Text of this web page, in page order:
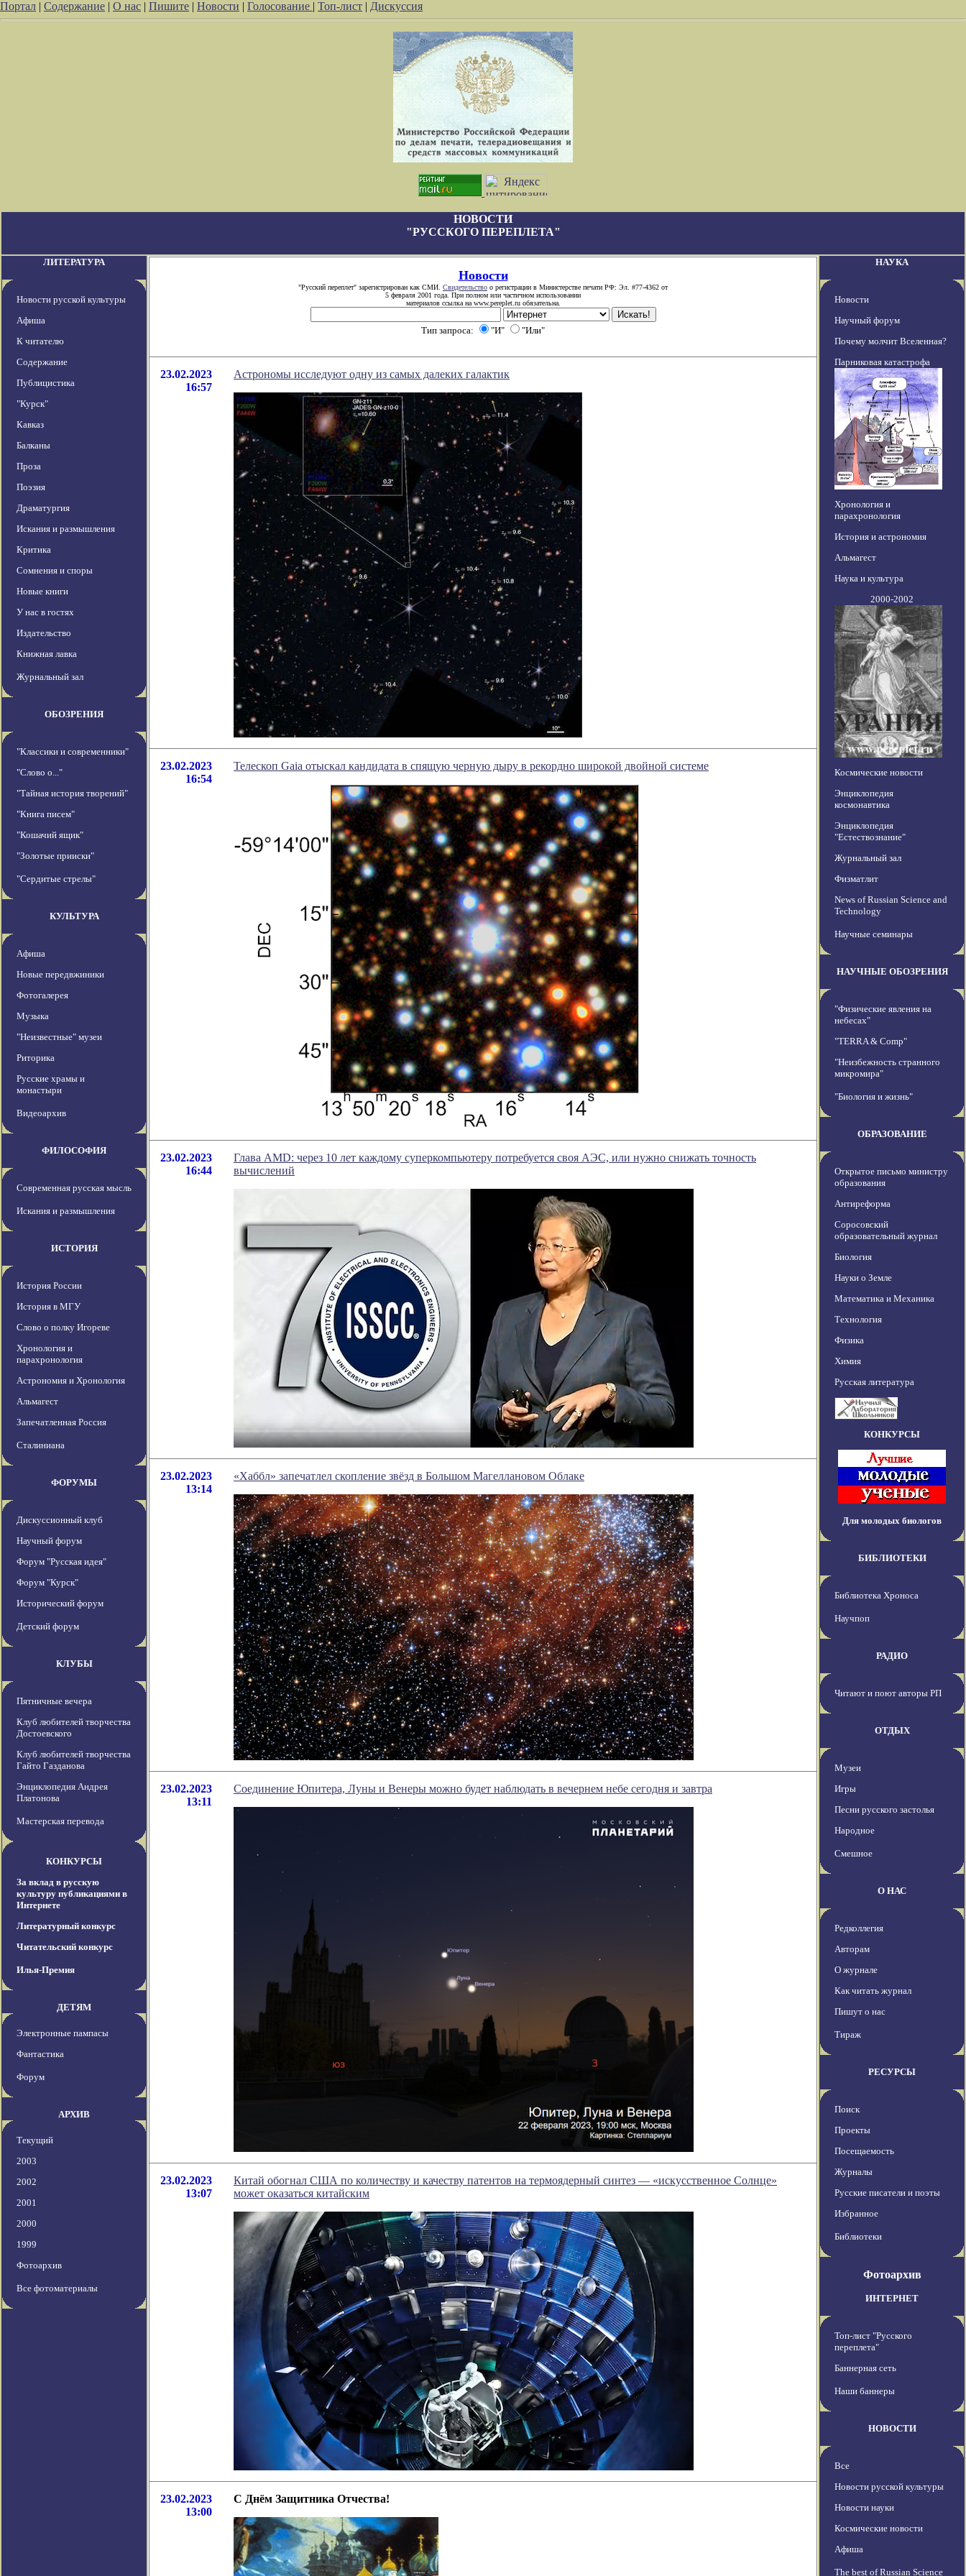
Портал | Содержание | О нас | Пишите | Новости | Голосование | Топ-лист | Дискуссия
НОВОСТИ
"РУССКОГО ПЕРЕПЛЕТА"
ЛИТЕРАТУРА
Новости русской культуры
Афиша
К читателю
Содержание
Публицистика
"Курск"
Кавказ
Балканы
Проза
Поэзия
Драматургия
Искания и размышления
Критика
Сомнения и споры
Новые книги
У нас в гостях
Издательство
Книжная лавка
Журнальный зал
ОБОЗРЕНИЯ
"Классики и современники"
"Слово о..."
"Тайная история творений"
"Книга писем"
"Кошачий ящик"
"Золотые прииски"
"Сердитые стрелы"
КУЛЬТУРА
Афиша
Новые передвжиники
Фотогалерея
Музыка
"Неизвестные" музеи
Риторика
Русские храмы и
монастыри
Видеоархив
ФИЛОСОФИЯ
Современная русская мысль
Искания и размышления
ИСТОРИЯ
История России
История в МГУ
Слово о полку Игореве
Хронология и
парахронология
Астрономия и Хронология
Альмагест
Запечатленная Россия
Сталиниана
ФОРУМЫ
Дискуссионный клуб
Научный форум
Форум "Русская идея"
Форум "Курск"
Исторический форум
Детский форум
КЛУБЫ
Пятничные вечера
Клуб любителей творчества
Достоевского
Клуб любителей творчества
Гайто Газданова
Энциклопедия Андрея
Платонова
Мастерская перевода
КОНКУРСЫ
За вклад в русскую
культуру публикациями в
Интернете
Литературный конкурс
Читательский конкурс
Илья-Премия
ДЕТЯМ
Электронные пампасы
Фантастика
Форум
АРХИВ
Текущий
2003
2002
2001
2000
1999
Фотоархив
Все фотоматериалы
Новости
"Русский переплет" зарегистрирован как СМИ. Свидетельство о регистрации в Министерстве печати РФ: Эл. #77-4362 от
5 февраля 2001 года. При полном или частичном использовании
материалов ссылка на www.pereplet.ru обязательна.
Тип запроса: "И" "Или"
23.02.2023
16:57
Астрономы исследуют одну из самых далеких галактик
23.02.2023
16:54
Телескоп Gaia отыскал кандидата в спящую черную дыру в рекордно широкой двойной системе
23.02.2023
16:44
Глава AMD: через 10 лет каждому суперкомпьютеру потребуется своя АЭС, или нужно снижать точность
вычислений
23.02.2023
13:14
«Хаббл» запечатлел скопление звёзд в Большом Магеллановом Облаке
23.02.2023
13:11
Соединение Юпитера, Луны и Венеры можно будет наблюдать в вечернем небе сегодня и завтра
23.02.2023
13:07
Китай обогнал США по количеству и качеству патентов на термоядерный синтез — «искусственное Солнце»
может оказаться китайским
23.02.2023
13:00
С Днём Защитника Отчества!
НАУКА
Новости
Научный форум
Почему молчит Вселенная?
Парниковая катастрофа
Хронология и
парахронология
История и астрономия
Альмагест
Наука и культура
2000-2002
Космические новости
Энциклопедия
космонавтика
Энциклопедия
"Естествознание"
Журнальный зал
Физматлит
News of Russian Science and
Technology
Научные семинары
НАУЧНЫЕ ОБОЗРЕНИЯ
"Физические явления на
небесах"
"TERRA & Comp"
"Неизбежность странного
микромира"
"Биология и жизнь"
ОБРАЗОВАНИЕ
Открытое письмо министру
образования
Антиреформа
Соросовский
образовательный журнал
Биология
Науки о Земле
Математика и Механика
Технология
Физика
Химия
Русская литература
КОНКУРСЫ
Для молодых биологов
БИБЛИОТЕКИ
Библиотека Хроноса
Научпоп
РАДИО
Читают и поют авторы РП
ОТДЫХ
Музеи
Игры
Песни русского застолья
Народное
Смешное
О НАС
Редколлегия
Авторам
О журнале
Как читать журнал
Пишут о нас
Тираж
РЕСУРСЫ
Поиск
Проекты
Посещаемость
Журналы
Русские писатели и поэты
Избранное
Библиотеки
Фотоархив
ИНТЕРНЕТ
Топ-лист "Русского
переплета"
Баннерная сеть
Наши баннеры
НОВОСТИ
Все
Новости русской культуры
Новости науки
Космические новости
Афиша
The best of Russian Science